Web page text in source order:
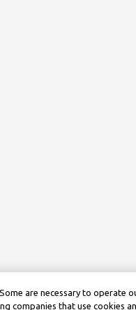
are necessary to operate
companies that use cookies